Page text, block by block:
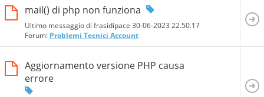
mail() di php non funziona
Ultimo messaggio di frasidipace 30-06-2023 22.50.17
Forum: Problemi Tecnici Account
Aggiornamento versione PHP causa
errore